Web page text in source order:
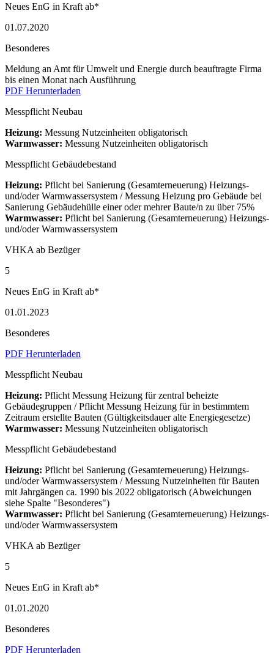
Neues EnG in Kraft ab*
01.07.2020
Besonderes
Meldung an Amt für Umwelt und Energie durch beauftragte Firma
bis einen Monat nach Ausführung
PDF Herunterladen
Messpflicht Neubau
Heizung: Messung Nutzeinheiten obligatorisch
Warmwasser: Messung Nutzeinheiten obligatorisch
Messpflicht Gebäudebestand
Heizung: Pflicht bei Sanierung (Gesamterneuerung) Heizungs-
und/oder Warmwassersystem / Messung Heizung pro Gebäude bei
Sanierung Gebäudehülle einer oder mehrer Baute/n zu über 75%
Warmwasser: Pflicht bei Sanierung (Gesamterneuerung) Heizungs-
und/oder Warmwassersystem
VHKA ab Bezüger
5
Neues EnG in Kraft ab*
01.01.2023
Besonderes
PDF Herunterladen
Messpflicht Neubau
Heizung: Pflicht Messung Heizung für zentral beheizte
Gebäudegruppen / Pflicht Messung Heizung für in bestimmtem
Zeitraum erstellte Bauten (Gültigkeitsdauer alte Energiegesetze)
Warmwasser: Messung Nutzeinheiten obligatorisch
Messpflicht Gebäudebestand
Heizung: Pflicht bei Sanierung (Gesamterneuerung) Heizungs-
und/oder Warmwassersystem / Messung Nutzeinheiten für Bauten
mit Jahrgängen ca. 1990 bis 2022 obligatorisch (Abweichungen
siehe Spalte "Besonderes")
Warmwasser: Pflicht bei Sanierung (Gesamterneuerung) Heizungs-
und/oder Warmwassersystem
VHKA ab Bezüger
5
Neues EnG in Kraft ab*
01.01.2020
Besonderes
PDF Herunterladen